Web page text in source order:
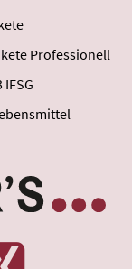
Professionell